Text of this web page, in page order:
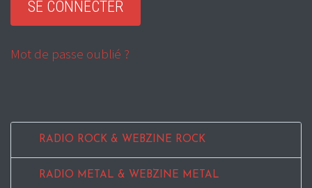
Mot de passe oublié ?
RADIO ROCK & WEBZINE ROCK
RADIO METAL & WEBZINE METAL